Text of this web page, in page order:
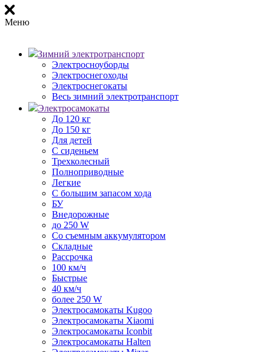
Меню
Зимний электротранспорт
Электросноуборды
Электроснегоходы
Электроснегокаты
Весь зимний электротранспорт
Электросамокаты
До 120 кг
До 150 кг
Для детей
С сиденьем
Трехколесный
Полноприводные
Легкие
С большим запасом хода
БУ
Внедорожные
до 250 W
Со съемным аккумулятором
Складные
Рассрочка
100 км/ч
Быстрые
40 км/ч
более 250 W
Электросамокаты Kugoo
Электросамокаты Xiaomi
Электросамокаты Iconbit
Электросамокаты Halten